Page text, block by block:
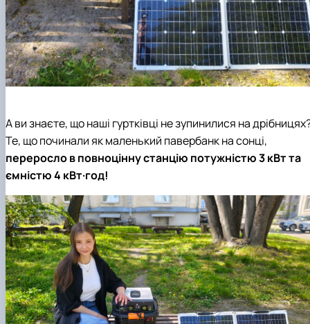
А ви знаєте, що наші гуртківці не зупинилися на
Те, що починали як маленький павербанк на сонці,
переросло в повноцінну станцію потужністю 3 кВт та
ємністю 4 кВт·год!